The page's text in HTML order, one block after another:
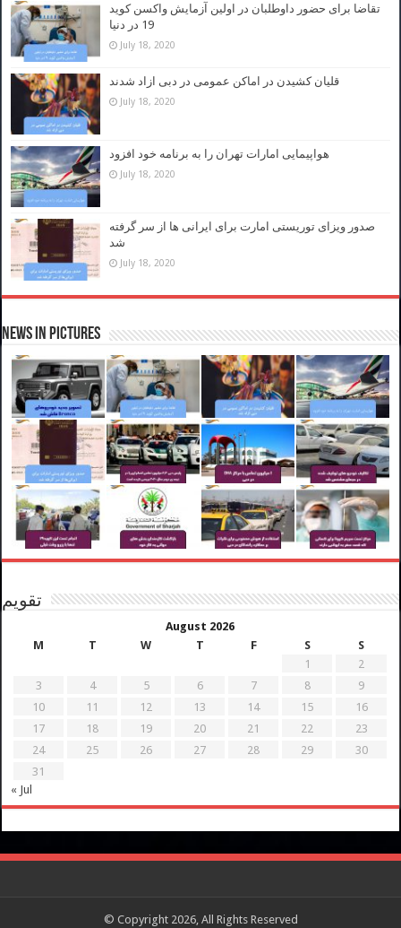
تقاضا برای حضور داوطلبان در اولین آزمایش واکسن کوید
19 در دنیا
July 18, 2020
قلیان کشیدن در اماکن عمومی در دبی ازاد شدند
July 18, 2020
هواپیمایی امارات تهران را به برنامه خود افزود
July 18, 2020
صدور ویزای توریستی امارت برای ایرانی ها از سر گرفته
شد
July 18, 2020
News in Pictures
تقویم
August 2026
M
T W T F S
S
1
2
3
4 5 6 7 8
9
10
11 12 13 14 15
16
17
18 19 20 21 22
23
24
25 26 27 28 29
30
31
« Jul
© Copyright 2026, All Rights Reserved